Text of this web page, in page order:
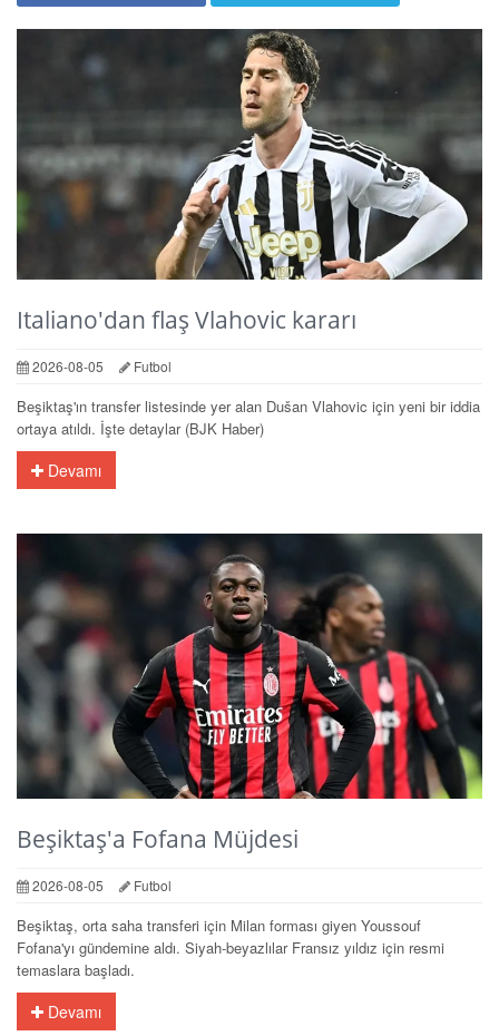
Italiano'dan flaş Vlahovic kararı
2026-08-05 Futbol
Beşiktaş'ın transfer listesinde yer alan Dušan Vlahovic için yeni bir iddia
ortaya atıldı. İşte detaylar (BJK Haber)
Devamı
Beşiktaş'a Fofana Müjdesi
2026-08-05 Futbol
Beşiktaş, orta saha transferi için Milan forması giyen Youssouf
Fofana'yı gündemine aldı. Siyah-beyazlılar Fransız yıldız için resmi
temaslara başladı.
Devamı